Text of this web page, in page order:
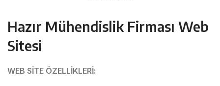
Hazır Mühendislik Firması Web
Sitesi
WEB SİTE ÖZELLİKLERİ: